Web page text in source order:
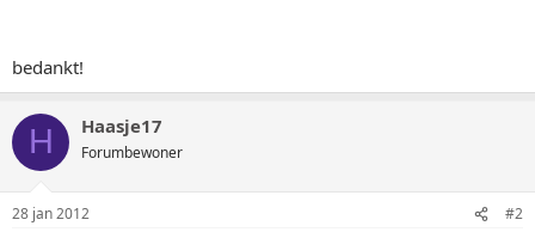
bedankt!
H Haasje17
Forumbewoner
28 jan 2012 #2